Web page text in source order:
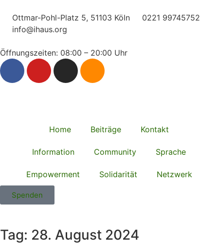
Ottmar-Pohl-Platz 5, 51103 Köln
0221 99745752
info@ihaus.org
Öffnungszeiten: 08:00 – 20:00 Uhr
Home Beiträge Kontakt
Information Community Sprache
Empowerment Solidarität Netzwerk
Spenden
Tag: 28. August 2024